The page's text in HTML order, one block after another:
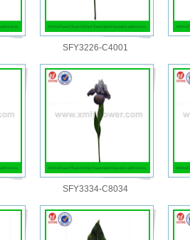
SFY3226-C4001
SFY3334-C8034